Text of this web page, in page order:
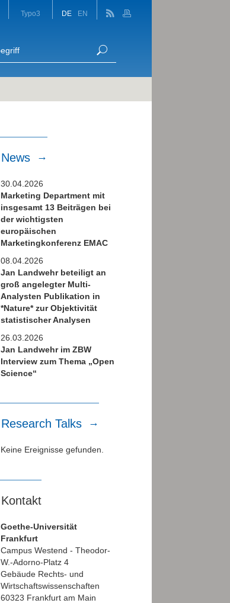
Typo3 DE EN
News
30.04.2026
Marketing Department mit
insgesamt 13 Beiträgen bei
der wichtigsten
europäischen
Marketingkonferenz EMAC
08.04.2026
Jan Landwehr beteiligt an
groß angelegter Multi-
Analysten Publikation in
*Nature* zur Objektivität
statistischer Analysen
26.03.2026
Jan Landwehr im ZBW
Interview zum Thema „Open
Science“
Research Talks
Keine Ereignisse gefunden.
Kontakt
Goethe-Universität
Frankfurt
Campus Westend - Theodor-
W.-Adorno-Platz 4
Gebäude Rechts- und
Wirtschaftswissenschaften
60323 Frankfurt am Main